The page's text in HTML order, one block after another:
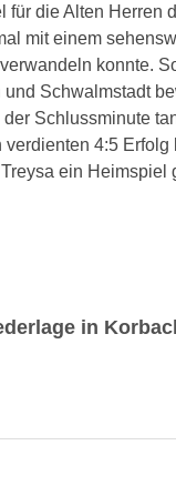
für die Alten Herren
mit einem
konnte.
Schwalmstadt
Schlussminute
4:5
ein Heimspiel
in